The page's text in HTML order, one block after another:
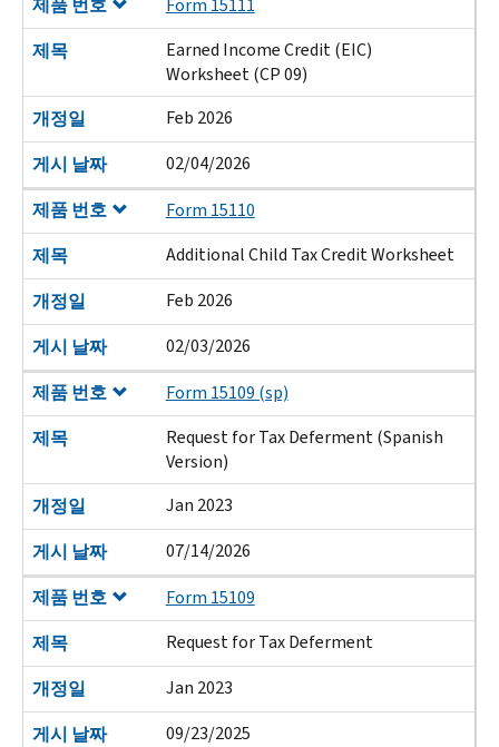
제목
Earned Income Credit (EIC)
Worksheet (CP 09)
개정일
Feb 2026
게시 날짜
02/04/2026
제품 번호
Form 15110
제목
Additional Child Tax Credit Worksheet
개정일
Feb 2026
게시 날짜
02/03/2026
제품 번호
Form 15109 (sp)
제목
Request for Tax Deferment (Spanish
Version)
개정일
Jan 2023
게시 날짜
07/14/2026
제품 번호
Form 15109
제목
Request for Tax Deferment
개정일
Jan 2023
게시 날짜
09/23/2025